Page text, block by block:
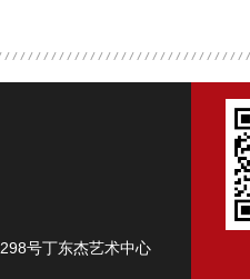
号丁东杰艺术中心